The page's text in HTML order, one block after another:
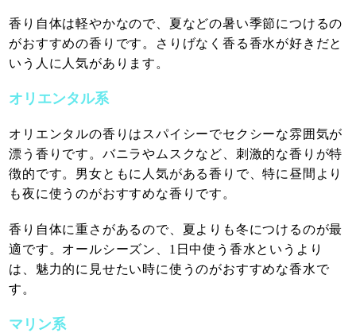
香り自体は軽やかなので、夏などの暑い季節につけるの
がおすすめの香りです。さりげなく香る香水が好きだと
いう人に人気があります。
オリエンタル系
オリエンタルの香りはスパイシーでセクシーな雰囲気が
漂う香りです。バニラやムスクなど、刺激的な香りが特
徴的です。男女ともに人気がある香りで、特に昼間より
も夜に使うのがおすすめな香りです。
香り自体に重さがあるので、夏よりも冬につけるのが最
適です。オールシーズン、1日中使う香水というより
は、魅力的に見せたい時に使うのがおすすめな香水で
す。
マリン系